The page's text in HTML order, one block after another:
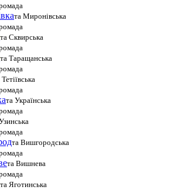
та Миронівська
та Сквирська
та Таращанська
Тетіївська
та Українська
та Вишгородська
та Вишнева
та Яготинська